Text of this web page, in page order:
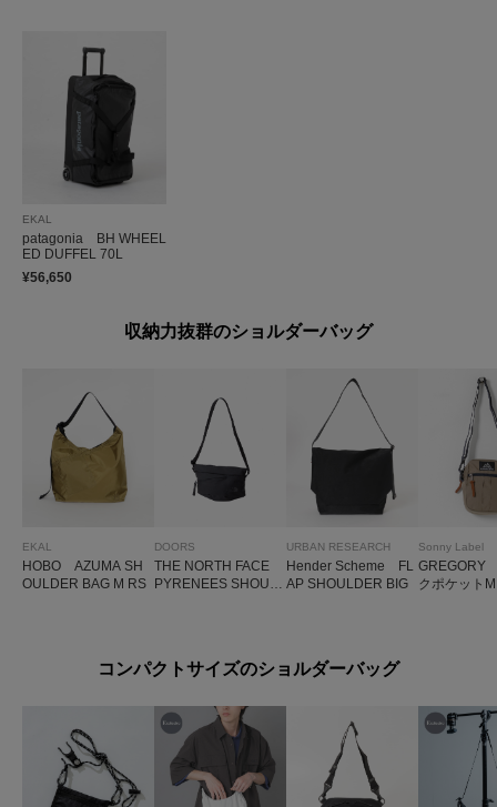
EKAL
patagonia BH WHEEL
ED DUFFEL 70L
¥56,650
収納力抜群のショルダーバッグ
EKAL
HOBO AZUMA SH
OULDER BAG M RS
DOORS
THE NORTH FACE
PYRENEES SHOUL
URBAN RESEARCH
Hender Scheme FL
AP SHOULDER BIG
Sonny Label
GREGORY
クポケットM
コンパクトサイズのショルダーバッグ